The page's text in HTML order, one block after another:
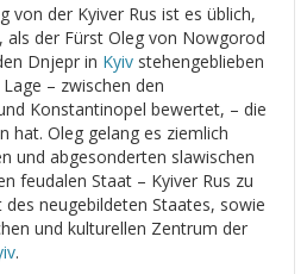
von der Kyiver Rus ist es üblich,
als der Fürst Oleg von Nowgorod
Dnjepr in Kyiv stehengeblieben
– zwischen den
Konstantinopel bewertet, – die
hat. Oleg gelang es ziemlich
und abgesonderten slawischen
feudalen Staat – Kyiver Rus zu
neugebildeten Staates, sowie
und kulturellen Zentrum der
.